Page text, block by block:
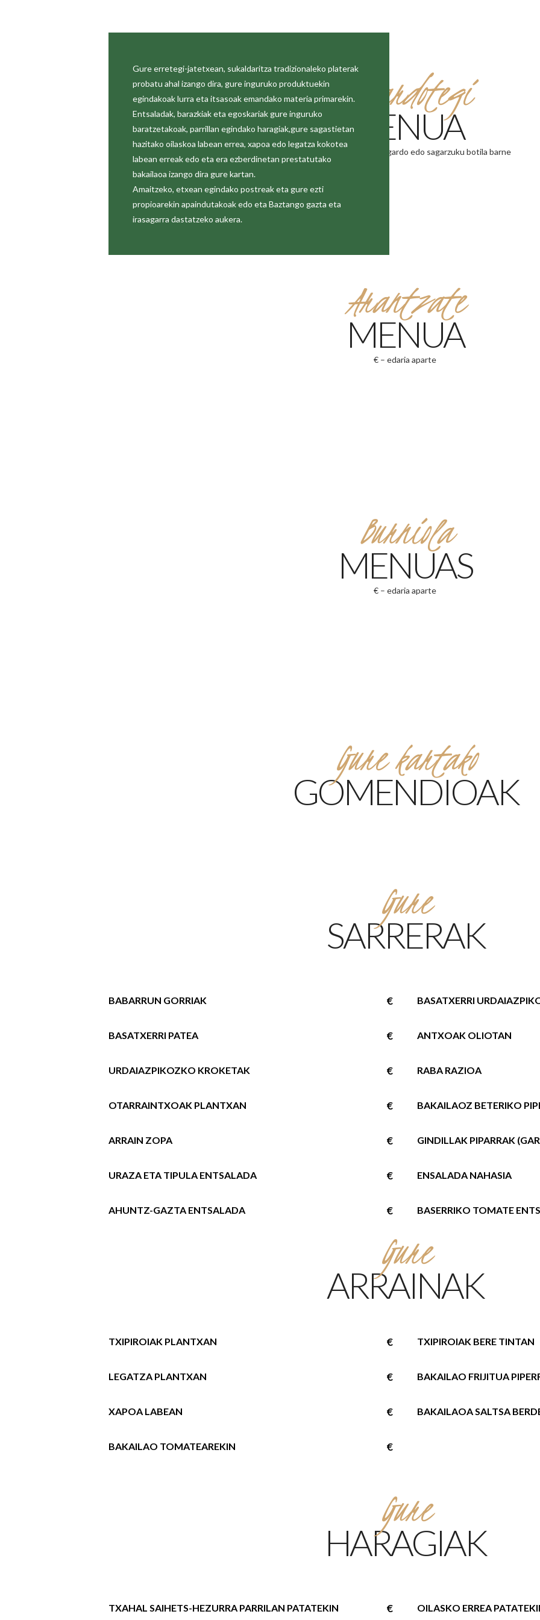
Gure erretegi-jatetxean, sukaldaritza tradizionaleko platerak
probatu ahal izango dira, gure inguruko produktuekin
egindakoak lurra eta itsasoak emandako materia primarekin.
Entsaladak, barazkiak eta egoskariak gure inguruko
baratzetakoak, parrillan egindako haragiak,gure sagastietan
hazitako oilaskoa labean errea, xapoa edo legatza kokotea
labean erreak edo eta era ezberdinetan prestatutako
bakailaoa izango dira gure kartan.
Amaitzeko, etxean egindako postreak eta gure ezti
propioarekin apaindutakoak edo eta Baztango gazta eta
irasagarra dastatzeko aukera.
Sagardotegi
MENUA
€ – menu bakoitzeko sagardo edo sagarzuku botila barne
Arantzate
MENUA
€ – edaria aparte
Burniola
MENUAS
€ – edaria aparte
Gure kartako
GOMENDIOAK
Gure
SARRERAK
BABARRUN GORRIAK € BASATXERRI
BASATXERRI PATEA € ANTXOAK OLIOTAN
URDAIAZPIKOZKO KROKETAK € RABA RAZIOA
OTARRAINTXOAK PLANTXAN € BAKAILAOZ BETERIKO
ARRAIN ZOPA € GINDILLAK PIPARRAK
URAZA ETA TIPULA ENTSALADA € ENSALADA NAHASIA
AHUNTZ-GAZTA ENTSALADA € BASERRIKO TOMATE
Gure
ARRAINAK
TXIPIROIAK PLANTXAN € TXIPIROIAK BERE TINTAN
LEGATZA PLANTXAN € BAKAILAO FRIJITUA
XAPOA LABEAN € BAKAILAOA SALTSA
BAKAILAO TOMATEAREKIN €
Gure
HARAGIAK
TXAHAL SAIHETS-HEZURRA PARRILAN PATATEKIN € OILASKO ERREA